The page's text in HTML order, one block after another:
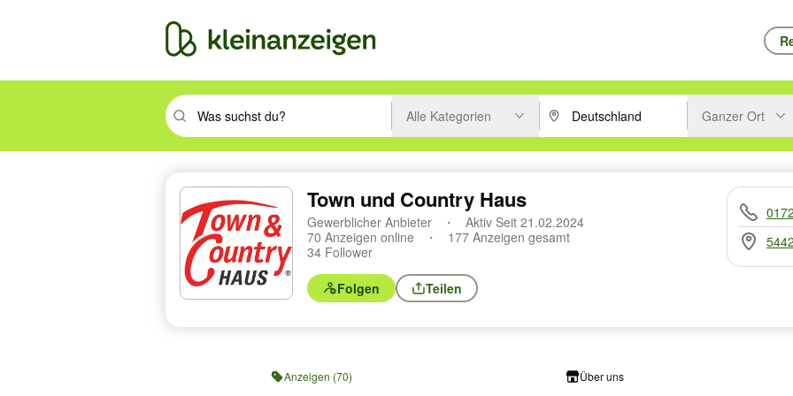
Suchbegriff eingeben. Eingabetaste drücken um zu suchen, oder Vorschläge mit den Pfeiltasten nach oben/
Alle Kategorien PLZ oder Ort eingeben. Eingabetaste
Ganzer Ort
Town und Country Haus
Gewerblicher Anbieter
Aktiv Seit 21.02.2024
70 Anzeigen online
177 Anzeigen gesamt
34 Follower
Folgen Teilen
Anzeigen (70) Über uns